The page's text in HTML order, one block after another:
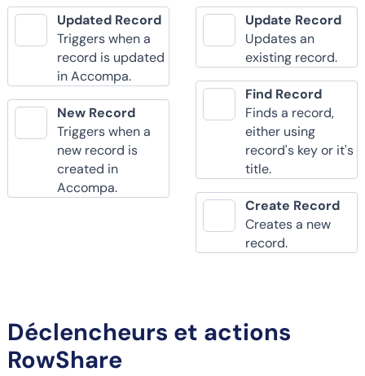
Updated Record
Triggers when a
record is updated
in Accompa.
New Record
Triggers when a
new record is
created in
Accompa.
Update Record
Updates an
existing record.
Find Record
Finds a record,
either using
record's key or it's
title.
Create Record
Creates a new
record.
Déclencheurs et actions
RowShare